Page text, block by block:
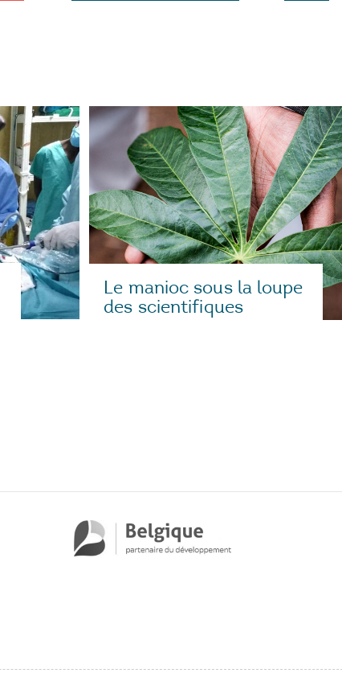
Le manioc sous la loupe
des scientifiques